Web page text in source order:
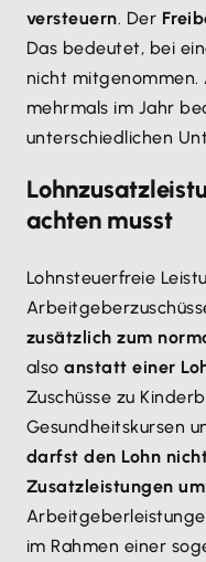
versteuern. Der
Das bedeutet, bei
nicht mitgenommen.
mehrmals im Jahr
unterschiedlichen
achten musst
Lohnsteuerfreie
zusätzlich zum
alsoanstatt einer
Zuschüsse zu
Gesundheitskursen
darfst den Lohn
Zusatzleistungen
im Rahmen einer